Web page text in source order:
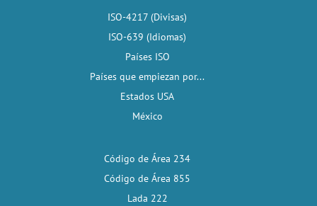
ISO-4217 (Divisas)
ISO-639 (Idiomas)
Países ISO
Países que empiezan por...
Estados USA
México
Código de Área 234
Código de Área 855
Lada 222